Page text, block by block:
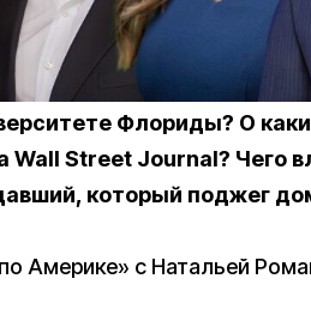
Флориды? О
Wall Street Journal? Чего
который поджег
Америке» с Натальей